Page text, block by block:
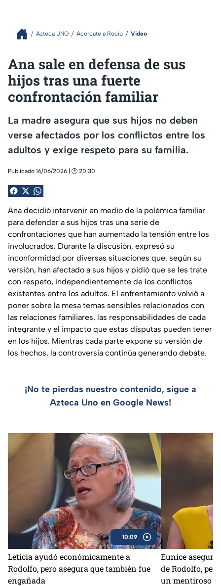
Azteca UNO Acércate a Rocío Video
Ana sale en defensa de sus
hijos tras una fuerte
confrontación familiar
La madre asegura que sus hijos no deben
verse afectados por los conflictos entre los
adultos y exige respeto para su familia.
Publicado 16/06/2026 | 🕑 20:30
Ana decidió intervenir en medio de la polémica familiar
para defender a sus hijos tras una serie de
confrontaciones que han aumentado la tensión entre los
involucrados. Durante la discusión, expresó su
inconformidad por diversas situaciones que, según su
versión, han afectado a sus hijos y pidió que se les trate
con respeto, independientemente de los conflictos
existentes entre los adultos. El enfrentamiento volvió a
poner sobre la mesa temas sensibles relacionados con
las relaciones familiares, las responsabilidades de cada
integrante y el impacto que estas disputas pueden tener
en los hijos. Mientras cada parte expone su versión de
los hechos, la controversia continúa generando debate.
¡No te pierdas nuestro contenido, sigue a
Azteca Uno en Google News!
10:09
Leticia ayudó económicamente a
Rodolfo, pero asegura que también fue
engañada
Eunice asegura
de Rodolfo,
un mentiroso